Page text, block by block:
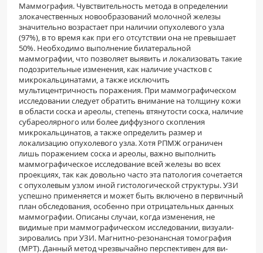
Маммография. Чувствительность метода в оп­ределении
злокачественных новообразований мо­лочной железы
значительно возрастает при нали­чии опухолевого узла
(97%), в то время как при его отсутствии она не превышает
50%. Необходимо выполнение билатеральной
маммографии, что по­зволяет выявить и локализовать такие
подозри­тельные изменения, как наличие участков с
микрокальцинатами, а также исключить
мультицентричность поражения. При маммографическом
иссле­довании следует обратить внимание на толщину кожи
в области соска и ареолы, степень втянутости соска, наличие
субареолярного или более диффуз­ного скопления
микрокальцинатов, а также опре­делить размер и
локализацию опухолевого узла. Хотя РПМЖ ограничен
лишь поражением соска и ареолы, важно выполнить
маммографическое исследование всей железы во всех
проекциях, так как довольно часто эта патология сочетается
с опухоле­вым узлом иной гистологической структуры. УЗИ
успешно применяется и может быть включено в первичный
план обследования, осо­бенно при отрицательных данных
маммографии. Описаны случаи, когда изменения, не
видимые при маммографическом исследовании, визуали­
зировались при УЗИ. Магнитно-резонансная томография
(МРТ). Данный метод чрезвычайно перспективен для ви­